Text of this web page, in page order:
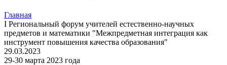
Главная
I Региональный форум учителей естественно-научных
предметов и математики "Межпредметная интеграция как
инструмент повышения качества образования"
29.03.2023
29-30 марта 2023 года